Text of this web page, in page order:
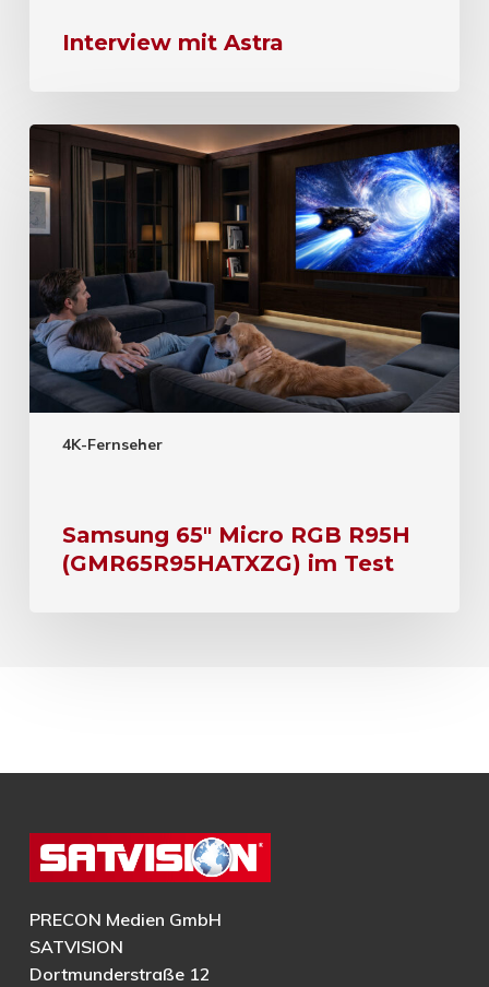
Interview mit Astra
4K-Fernseher
Samsung 65″ Micro RGB R95H
(GMR65R95HATXZG) im Test
PRECON Medien GmbH
SATVISION
Dortmunderstraße 12